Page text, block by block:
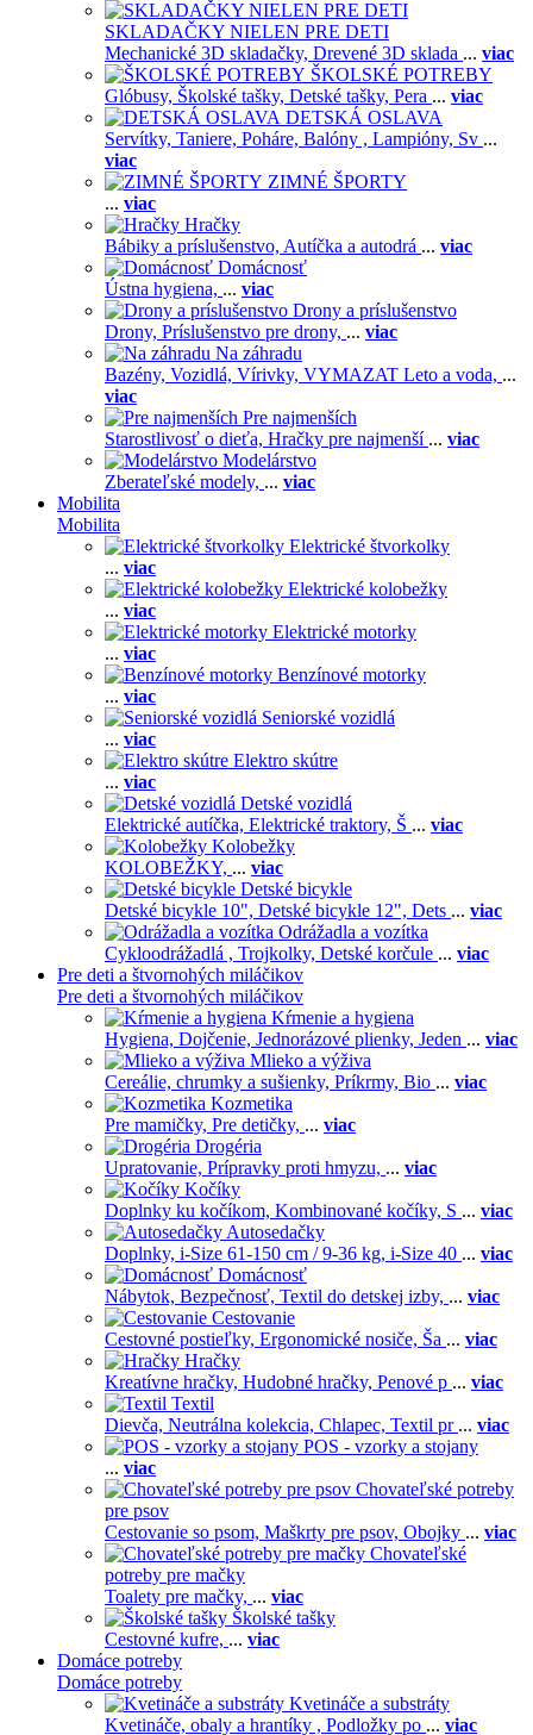
SKLADAČKY NIELEN PRE DETI
Mechanické 3D skladačky, Drevené 3D sklada ... viac
ŠKOLSKÉ POTREBY
Glóbusy, Školské tašky, Detské tašky, Pera ... viac
DETSKÁ OSLAVA
Servítky, Taniere, Poháre, Balóny , Lampióny, Sv ...
viac
ZIMNÉ ŠPORTY
... viac
Hračky
Bábiky a príslušenstvo, Autíčka a autodrá ... viac
Domácnosť
Ústna hygiena, ... viac
Drony a príslušenstvo
Drony, Príslušenstvo pre drony, ... viac
Na záhradu
Bazény, Vozidlá, Vírivky, VYMAZAT Leto a voda, ...
viac
Pre najmenších
Starostlivosť o dieťa, Hračky pre najmenší ... viac
Modelárstvo
Zberateľské modely, ... viac
Mobilita
Mobilita
Elektrické štvorkolky
... viac
Elektrické kolobežky
... viac
Elektrické motorky
... viac
Benzínové motorky
... viac
Seniorské vozidlá
... viac
Elektro skútre
... viac
Detské vozidlá
Elektrické autíčka, Elektrické traktory, Š ... viac
Kolobežky
KOLOBEŽKY, ... viac
Detské bicykle
Detské bicykle 10", Detské bicykle 12", Dets ... viac
Odrážadla a vozítka
Cykloodrážadlá , Trojkolky, Detské korčule ... viac
Pre deti a štvornohých miláčikov
Pre deti a štvornohých miláčikov
Kŕmenie a hygiena
Hygiena, Dojčenie, Jednorázové plienky, Jeden ... viac
Mlieko a výživa
Cereálie, chrumky a sušienky, Príkrmy, Bio ... viac
Kozmetika
Pre mamičky, Pre detičky, ... viac
Drogéria
Upratovanie, Prípravky proti hmyzu, ... viac
Kočíky
Doplnky ku kočíkom, Kombinované kočíky, S ... viac
Autosedačky
Doplnky, i-Size 61-150 cm / 9-36 kg, i-Size 40 ... viac
Domácnosť
Nábytok, Bezpečnosť, Textil do detskej izby, ... viac
Cestovanie
Cestovné postieľky, Ergonomické nosiče, Ša ... viac
Hračky
Kreatívne hračky, Hudobné hračky, Penové p ... viac
Textil
Dievča, Neutrálna kolekcia, Chlapec, Textil pr ... viac
POS - vzorky a stojany
... viac
Chovateľské potreby
pre psov
Cestovanie so psom, Maškrty pre psov, Obojky ... viac
Chovateľské
potreby pre mačky
Toalety pre mačky, ... viac
Školské tašky
Cestovné kufre, ... viac
Domáce potreby
Domáce potreby
Kvetináče a substráty
Kvetináče, obaly a hrantíky , Podložky po ... viac